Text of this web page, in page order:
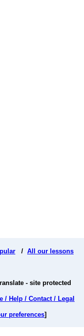
/ All our lessons
- site protected
/ Help / Contact / Legal
preferences]